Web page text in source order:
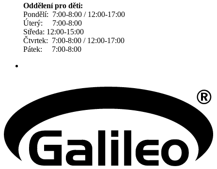
Oddělení pro děti:
Pondělí: 7:00-8:00 / 12:00-17:00
Úterý: 7:00-8:00
Středa: 12:00-15:00
Čtvrtek: 7:00-8:00 / 12:00-17:00
Pátek: 7:00-8:00